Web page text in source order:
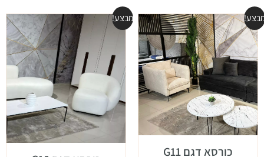
כורסא דגם G11
מבצע!